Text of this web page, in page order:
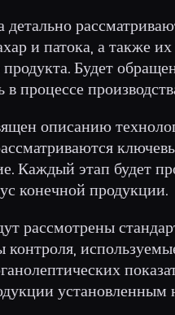
детально
и патока, а также
продукта. Будет
процессе
описанию
Каждый этап будет
конечной продукции.
рассмотрены